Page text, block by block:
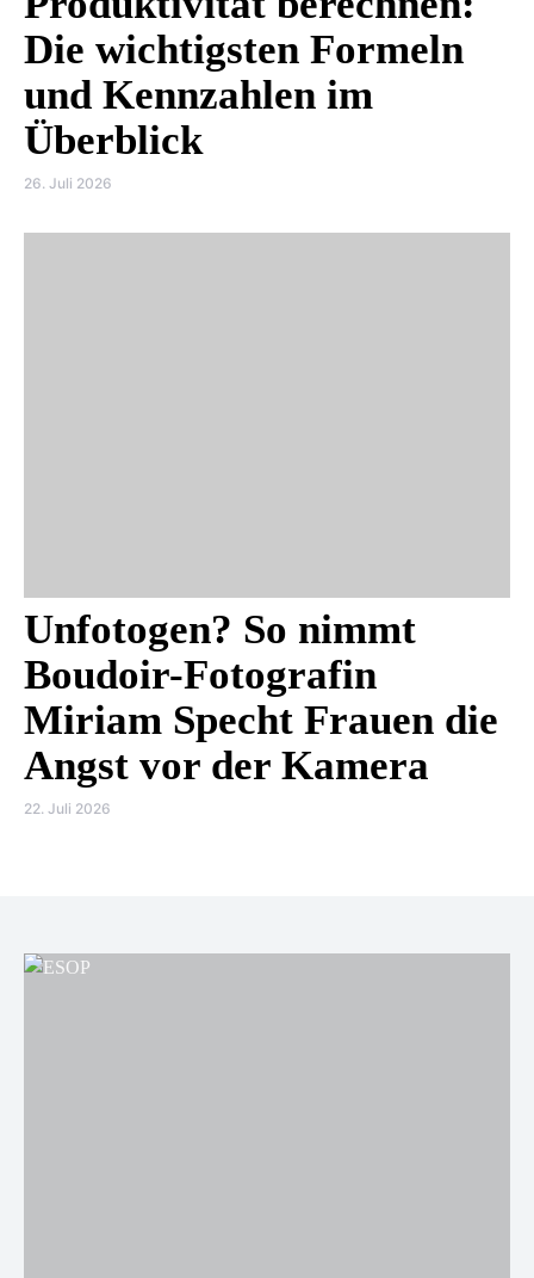
Die wichtigsten Formeln
und Kennzahlen im
Überblick
26. Juli 2026
Unfotogen? So nimmt
Boudoir-Fotografin
Miriam Specht Frauen die
Angst vor der Kamera
22. Juli 2026